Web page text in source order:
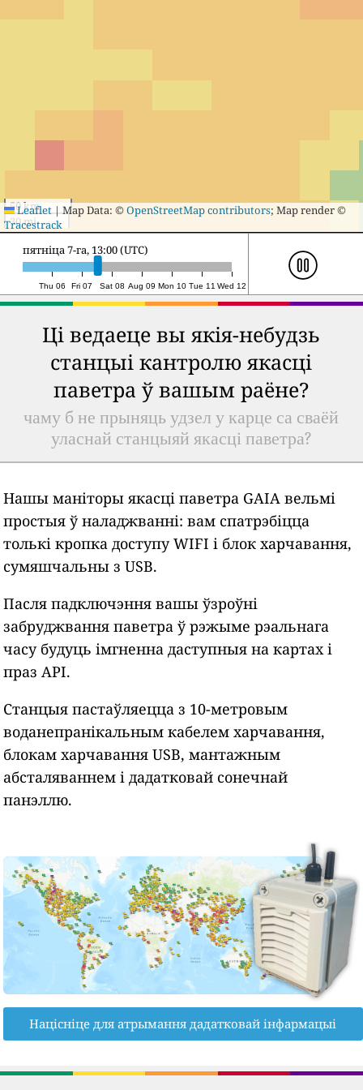
50 km
30 mi
Leaflet|Map Data: ©OpenStreetMap contributors; Map render ©
Tracestrack
Thu 06 Fri 07 Sat 08 Aug 09 Mon 10 Tue 11 Wed 12
пятніца 7-га, 22:00 (UTC)
Ці ведаеце вы якія-небудзь
станцыі кантролю якасці
паветра ў вашым раёне?
чаму б не прыняць удзел у карце са сваёй
уласнай станцыяй якасці паветра?
Нашы маніторы якасці паветра GAIA вельмі
простыя ў наладжванні: вам спатрэбіцца
толькі кропка доступу WIFI і блок харчавання,
сумяшчальны з USB.
Пасля падключэння вашы ўзроўні
забруджвання паветра ў рэжыме рэальнага
часу будуць імгненна даступныя на картах і
праз API.
Станцыя пастаўляецца з 10-метровым
воданепранікальным кабелем харчавання,
блокам харчавання USB, мантажным
абсталяваннем і дадатковай сонечнай
панэллю.
Націсніце для атрымання дадатковай інфармацыі